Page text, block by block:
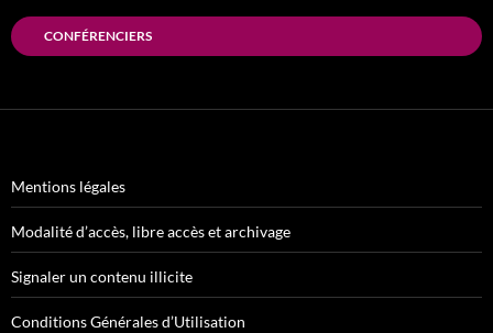
CONFÉRENCIERS
Mentions légales
Modalité d’accès, libre accès et archivage
Signaler un contenu illicite
Conditions Générales d’Utilisation